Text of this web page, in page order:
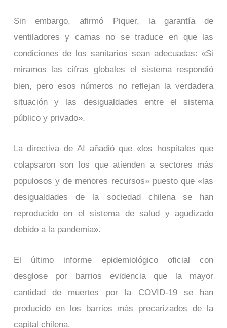
Sin embargo, afirmó Piquer, la garantía de
ventiladores y camas no se traduce en que las
condiciones de los sanitarios sean adecuadas: «Si
miramos las cifras globales el sistema respondió
bien, pero esos números no reflejan la verdadera
situación y las desigualdades entre el sistema
público y privado».
La directiva de AI añadió que «los hospitales que
colapsaron son los que atienden a sectores más
populosos y de menores recursos» puesto que «las
desigualdades de la sociedad chilena se han
reproducido en el sistema de salud y agudizado
debido a la pandemia».
El último informe epidemiológico oficial con
desglose por barrios evidencia que la mayor
cantidad de muertes por la COVID-19 se han
producido en los barrios más precarizados de la
capital chilena.